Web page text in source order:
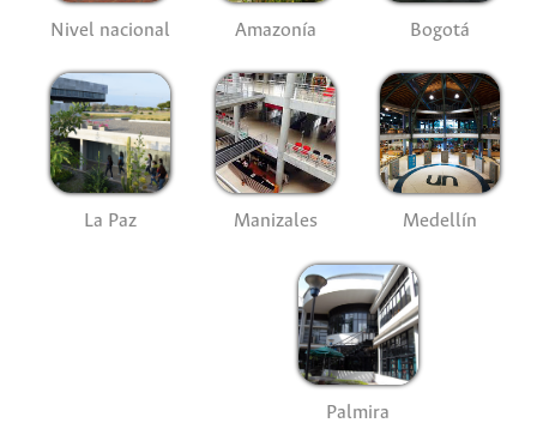
Nivel nacional Amazonía Bogotá
La Paz Manizales Medellín
Palmira